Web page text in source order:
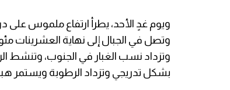
وتصل في الجبال إلى نهاية العشرينات
وتزداد نسب الغبار في الجنوب، وتنشط
بشكل تدريجي وتزداد الرطوبة ويستمر